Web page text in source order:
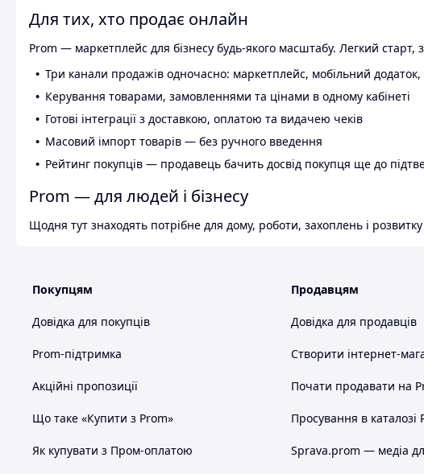
Для тих, хто продає онлайн
Prom — маркетплейс для бізнесу будь-якого масштабу. Легкий старт,
Три канали продажів одночасно: маркетплейс, мобільний
Керування товарами, замовленнями та цінами в одному кабінеті
Готові інтеграції з доставкою, оплатою та видачею чеків
Масовий імпорт товарів — без ручного введення
Рейтинг покупців — продавець бачить досвід покупця ще до
Prom — для людей і бізнесу
Щодня тут знаходять потрібне для дому, роботи, захоплень і
Покупцям
Довідка для покупців
Prom-підтримка
Акційні пропозиції
Що таке «Купити з Prom»
Як купувати з Пром-оплатою
Продавцям
Довідка для продавців
Створити інтернет-
Почати продавати на
Просування в каталозі
Sprava.prom — медіа